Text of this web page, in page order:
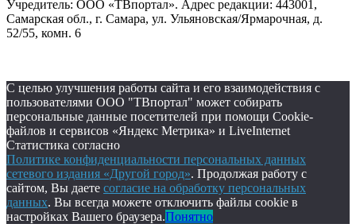
Учредитель: ООО «ТВпортал». Адрес редакции: 443001,
Самарская обл., г. Самара, ул. Ульяновская/Ярмарочная, д.
52/55, комн. 6
С целью улучшения работы сайта и его взаимодействия с
пользователями ООО "ТВпортал" может собирать
персональные данные посетителей при помощи Cookie-
файлов и сервисов «Яндекс Метрика» и LiveInternet
Статистика согласно
Политике конфиденциальности персональных данных
сетевого издания «Другой город». Продолжая работу с
сайтом, Вы даете согласие на обработку персональных
данных. Вы всегда можете отключить файлы cookie в
настройках Вашего браузера.Понятно